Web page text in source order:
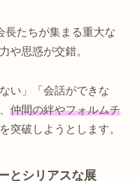
長たちが集まる重大な
や思惑が交錯。
い」「会話ができな
仲間の絆やフォルムチ
突破しようとします。
とシリアスな展